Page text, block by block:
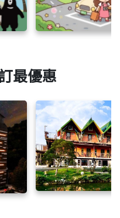
最優惠